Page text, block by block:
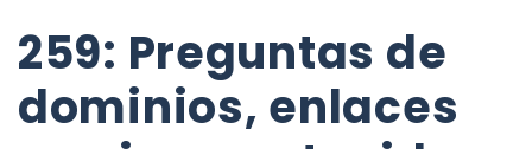
259: Preguntas de
dominios, enlaces